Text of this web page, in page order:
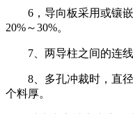
6，导向板采用或镶嵌
20%～30%。
7、两导柱之间的连线
8、多孔冲裁时，直径
个料厚。